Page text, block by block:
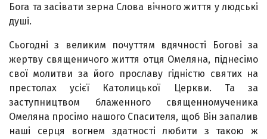
Бога та засівати зерна Слова вічного життя у людські
душі.
Сьогодні з великим почуттям вдячності Богові за
жертву священичого життя отця Омеляна, піднесімо
свої молитви за його прославу гідністю святих на
престолах усієї Католицької Церкви. Та за
заступництвом блаженного священномученика
Омеляна просімо нашого Спасителя, щоб Він запалив
наші серця вогнем здатності любити з такою ж